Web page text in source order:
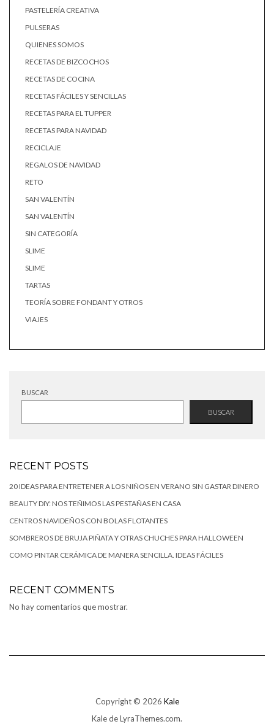
PASTELERÍA CREATIVA
PULSERAS
QUIENES SOMOS
RECETAS DE BIZCOCHOS
RECETAS DE COCINA
RECETAS FÁCILES Y SENCILLAS
RECETAS PARA EL TUPPER
RECETAS PARA NAVIDAD
RECICLAJE
REGALOS DE NAVIDAD
RETO
SAN VALENTÍN
SAN VALENTÍN
SIN CATEGORÍA
SLIME
SLIME
TARTAS
TEORÍA SOBRE FONDANT Y OTROS
VIAJES
BUSCAR
BUSCAR
RECENT POSTS
20 IDEAS PARA ENTRETENER A LOS NIÑOS EN VERANO SIN GASTAR DINERO
BEAUTY DIY: NOS TEÑIMOS LAS PESTAÑAS EN CASA
CENTROS NAVIDEÑOS CON BOLAS FLOTANTES
SOMBREROS DE BRUJA PIÑATA Y OTRAS CHUCHES PARA HALLOWEEN
COMO PINTAR CERÁMICA DE MANERA SENCILLA. IDEAS FÁCILES
RECENT COMMENTS
No hay comentarios que mostrar.
Copyright © 2026 Kale
Kalede LyraThemes.com.